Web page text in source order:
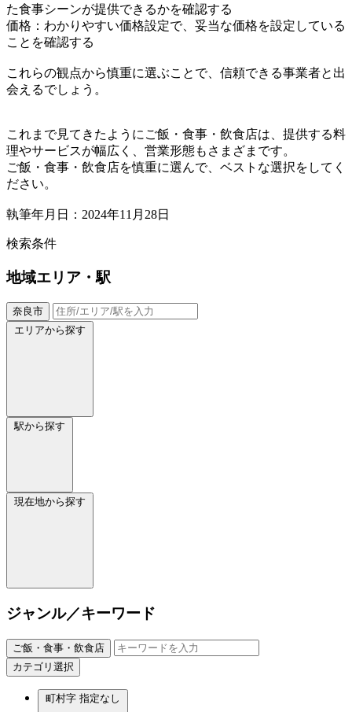
た食事シーンが提供できるかを確認する
価格：わかりやすい価格設定で、妥当な価格を設定している
ことを確認する
これらの観点から慎重に選ぶことで、信頼できる事業者と出
会えるでしょう。
これまで見てきたようにご飯・食事・飲食店は、提供する料
理やサービスが幅広く、営業形態もさまざまです。
ご飯・食事・飲食店を慎重に選んで、ベストな選択をしてく
ださい。
執筆年月日：2024年11月28日
検索条件
地域エリア・駅
奈良市
エリアから探す
駅から探す
現在地から探す
ジャンル／キーワード
ご飯・食事・飲食店
カテゴリ選択
町村字 指定なし